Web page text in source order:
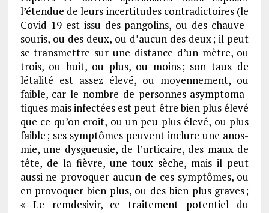
l’éten­due de leurs incer­ti­tudes contra­dic­toires (le
Covid-19 est issu des pango­lins, ou des chauve-
souris, ou des deux, ou d’au­cun des deux ; il peut
se trans­mettre sur une distance d’un mètre, ou
trois, ou huit, ou plus, ou moins ; son taux de
léta­lité est assez élevé, ou moyen­ne­ment, ou
faible, car le nombre de personnes asymp­to­ma­
tiques mais infec­tées est peut-être bien plus élevé
que ce qu’on croit, ou un peu plus élevé, ou plus
faible ; ses symp­tômes peuvent inclure une anos­
mie, une dysgueu­sie, de l’ur­ti­caire, des maux de
tête, de la fièvre, une toux sèche, mais il peut
aussi ne provoquer aucun de ces symp­tômes, ou
en provoquer bien plus, ou des bien plus graves ;
« Le remde­si­vir, ce trai­te­ment poten­tiel du